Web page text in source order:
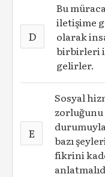
D
Bu
iletişime
olarak
birbirleri
gelirler.
E
Sosyal
bazı
fikrini